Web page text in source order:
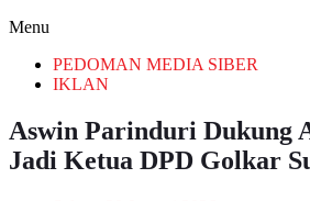
Menu
PEDOMAN MEDIA SIBER
IKLAN
Aswin Parinduri Dukung
Jadi Ketua DPD Golkar